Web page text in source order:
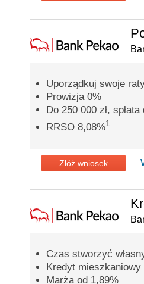
Uporządkuj swoje
Prowizja 0%
Do 250 000 zł,
RRSO 8,08%1
Złóż wniosek
Czas stworzyć
Kredyt
Marża od 1,89%